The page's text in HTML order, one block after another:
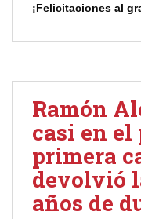
¡Felicitaciones al
Ramón
casi en el
primera
devolvió
años de